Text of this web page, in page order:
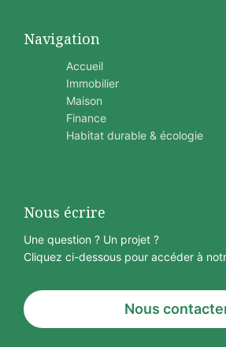
Navigation
Accueil
Immobilier
Maison
Finance
Habitat durable & écologie
Nous écrire
Une question ? Un projet ?
Cliquez ci-dessous pour accéder à
Nous